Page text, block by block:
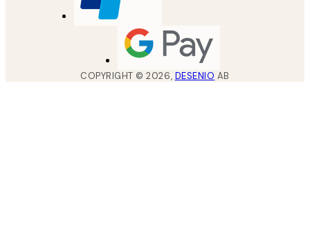
COPYRIGHT ©2026, DESENIO AB